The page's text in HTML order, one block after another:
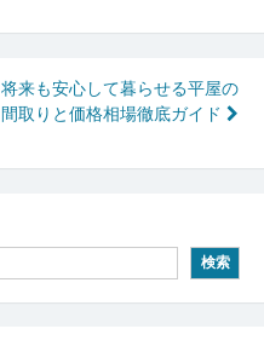
将来も安心して暮らせる平屋の
間取りと価格相場徹底ガイド
検索